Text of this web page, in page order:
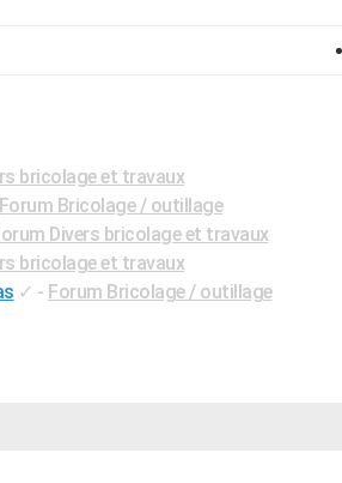
bricolage et travaux
Forum Bricolage / outillage
Divers bricolage et travaux
bricolage et travaux
✓ - Forum Bricolage / outillage